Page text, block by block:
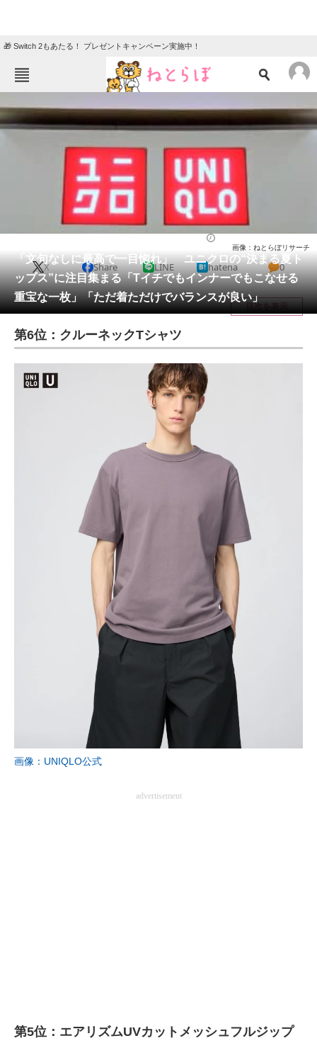
🎁 Switch 2もあたる！ プレゼントキャンペーン実施中！
TOP ニュース
クイズ
教育・育児
リサーチ
会員記事
メディア
注目記事を集めた総合ページ
ITの今と未来を見通す
スマホと通信の最新トレンド
ビジネスと働き方のヒント
AI活用のいまが分かる
企業ITのトレンドを詳説
経営リーダーのコミュニティ
マーケ×ITの今がよく分かる
ITエンジニア向け専門サイト
企業向けIT製品の総合サイト
IT製品の技術・比較・事例
製造業のIT導入・活用を支援
モノづくり技術者専門サイト
「文句なしに最高で一目惚れ」 ユニクロの“決まる夏ト
ップス”に注目集まる「Tイチでもインナーでもこなせる
重宝な一枚」「ただ着ただけでバランスが良い」
画像：ねとらぼリサーチ
X Share LINE hatena 0
目次を表示
第6位：クルーネックTシャツ
画像：UNIQLO公式
advertisement
第5位：エアリズムUVカットメッシュフルジップ